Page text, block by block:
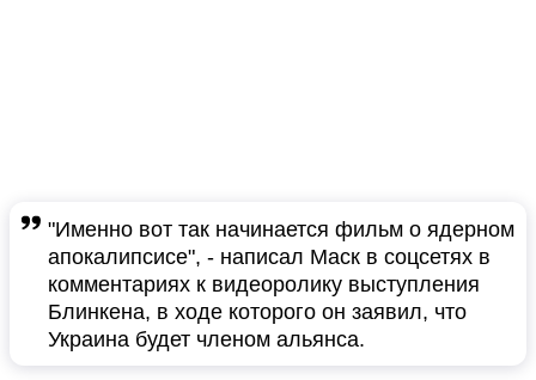
"Именно вот так начинается фильм о ядерном
апокалипсисе", - написал Маск в соцсетях в
комментариях к видеоролику выступления
Блинкена, в ходе которого он заявил, что
Украина будет членом альянса.